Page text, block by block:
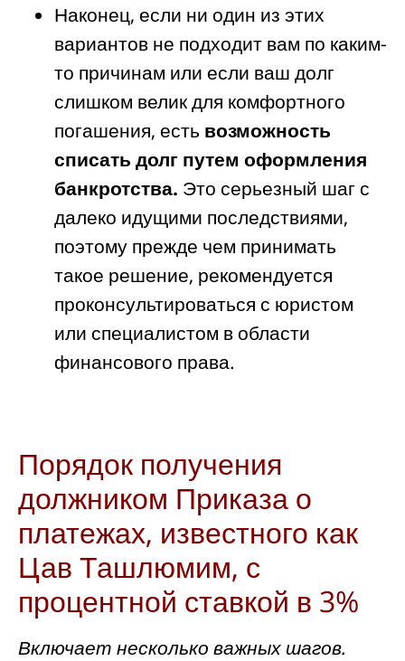
Наконец, если ни один из этих
вариантов не подходит вам по каким-
то причинам или если ваш долг
слишком велик для комфортного
погашения, есть возможность
списать долг путем оформления
банкротства. Это серьезный шаг с
далеко идущими последствиями,
поэтому прежде чем принимать
такое решение, рекомендуется
проконсультироваться с юристом
или специалистом в области
финансового права.
Порядок получения
должником Приказа о
платежах, известного как
Цав Ташлюмим, с
процентной ставкой в 3%
Включает несколько важных шагов.